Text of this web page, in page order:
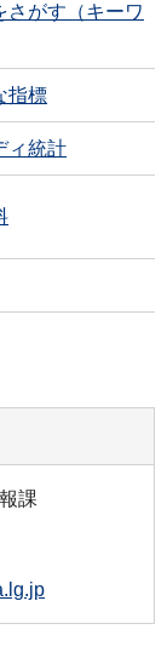
さがす（キーワ
指標
ィ統計
課